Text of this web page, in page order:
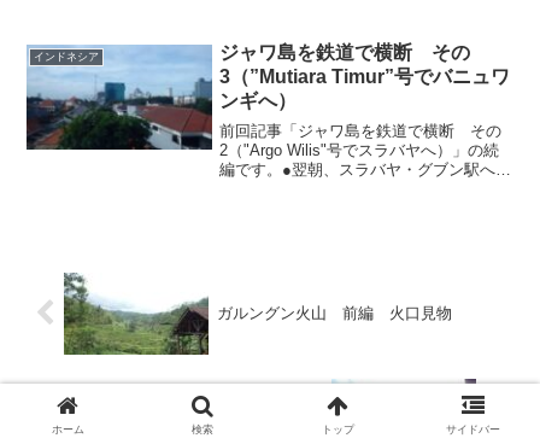
の中を爽快にドライブ。 道路が大き
く...
インドネシア
ジャワ島を鉄道で横断 その
3（”Mutiara Timur”号でバニュワ
ンギへ）
前回記事「ジャワ島を鉄道で横断 その
2（"Argo Wilis"号でスラバヤへ）」の続
編です。●翌朝、スラバヤ・グブン駅へ
ガルングン火山 前編 火口見物
千歳森温泉 紅葉の湯
ホーム 検索 トップ サイドバー